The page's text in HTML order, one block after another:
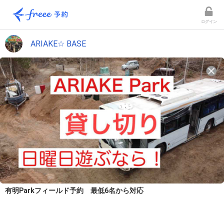
ログイン
ARIAKE☆ BASE
有明Parkフィールド予約 最低6名から対応